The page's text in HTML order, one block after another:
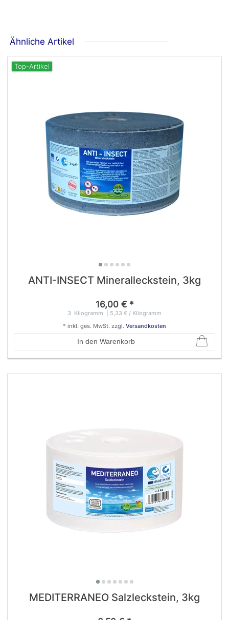
Ähnliche Artikel
Top-Artikel
ANTI-INSECT Mineralleckstein, 3kg
16,00 € *
3 Kilogramm | 5,33 € / Kilogramm
In den Warenkorb
* inkl. ges. MwSt. zzgl. Versandkosten
MEDITERRANEO Salzleckstein, 3kg